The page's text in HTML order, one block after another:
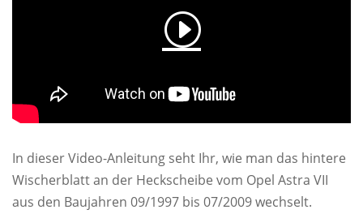
In dieser Video-Anleitung seht Ihr, wie man das hintere
Wischerblatt an der Heckscheibe vom Opel Astra VII
aus den Baujahren 09/1997 bis 07/2009 wechselt.